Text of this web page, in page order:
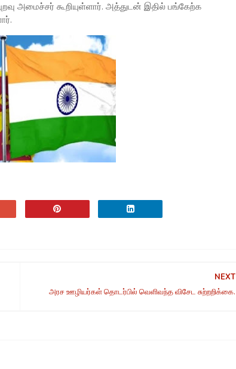
அமைச்சர் கூறியுள்ளார். அத்துடன் இதில் பங்கேற்க
NEXT
அரச ஊழியர்கள் தொடர்பில் வெளிவந்த விசேட சுற்றறிக்கை.